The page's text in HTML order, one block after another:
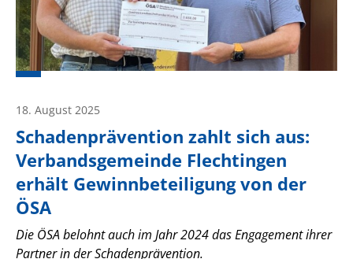
Schadenprävention zahlt sich aus:
Verbandsgemeinde Flechtingen
erhält Gewinnbeteiligung von der
ÖSA
18. August 2025
Die ÖSA belohnt auch im Jahr 2024 das Engagement ihrer
Partner in der Schadenprävention.